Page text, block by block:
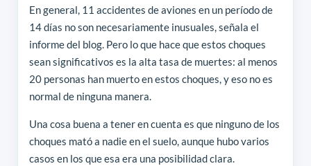
En general, 11 accidentes de aviones en un período de
14 días no son necesariamente inusuales, señala el
informe del blog. Pero lo que hace que estos choques
sean significativos es la alta tasa de muertes: al menos
20 personas han muerto en estos choques, y eso no es
normal de ninguna manera.
Una cosa buena a tener en cuenta es que ninguno de los
choques mató a nadie en el suelo, aunque hubo varios
casos en los que esa era una posibilidad clara.